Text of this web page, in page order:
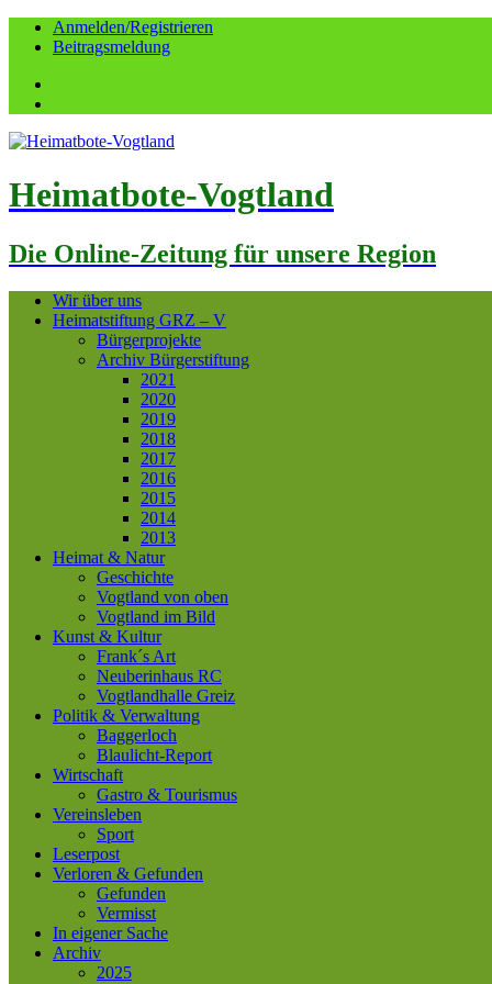
Anmelden/Registrieren
Beitragsmeldung
Heimatbote-Vogtland
Die Online-Zeitung für unsere Region
Wir über uns
Heimatstiftung GRZ – V
Bürgerprojekte
Archiv Bürgerstiftung
2021
2020
2019
2018
2017
2016
2015
2014
2013
Heimat & Natur
Geschichte
Vogtland von oben
Vogtland im Bild
Kunst & Kultur
Frank´s Art
Neuberinhaus RC
Vogtlandhalle Greiz
Politik & Verwaltung
Baggerloch
Blaulicht-Report
Wirtschaft
Gastro & Tourismus
Vereinsleben
Sport
Leserpost
Verloren & Gefunden
Gefunden
Vermisst
In eigener Sache
Archiv
2025